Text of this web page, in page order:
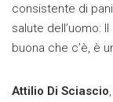
consistente di
salute dell’uomo:
buona che c’è, è
Attilio Di Sciascio